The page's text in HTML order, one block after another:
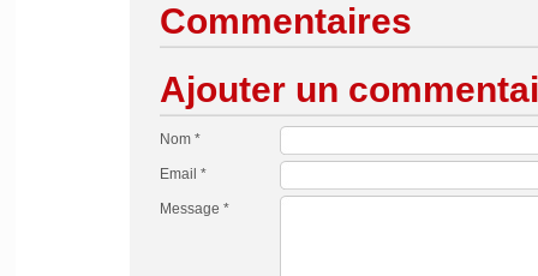
Commentaires
Ajouter un
Nom *
Email *
Message *